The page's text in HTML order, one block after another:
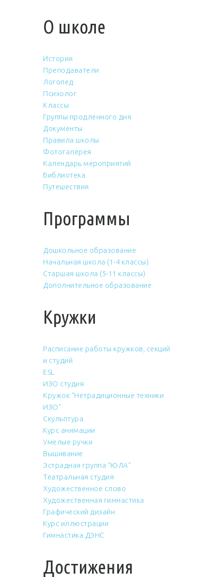
О школе
История
Преподаватели
Логопед
Психолог
Классы
Группы продлённого дня
Документы
Правила школы
Фотогалерея
Календарь мероприятий
Библиотека
Путешествия
Программы
Дошкольное образование
Начальная школа (1-4 классы)
Старшая школа (5-11 классы)
Дополнительное образование
Кружки
Расписание работы кружков, секций
и студий
ESL
ИЗО студия
Кружок "Нетрадиционные техники
ИЗО"
Скульптура
Курс анимации
Умелые ручки
Вышивание
Эстрадная группа "ЮЛА"
Театральная студия
Художественное слово
Художественная гимнастика
Графический дизайн
Курс иллюстрации
Гимнастика ДЭНС
Достижения